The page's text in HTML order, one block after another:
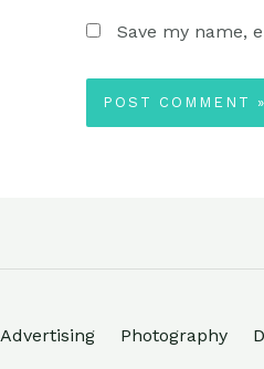
Save my name,
Advertising Photography